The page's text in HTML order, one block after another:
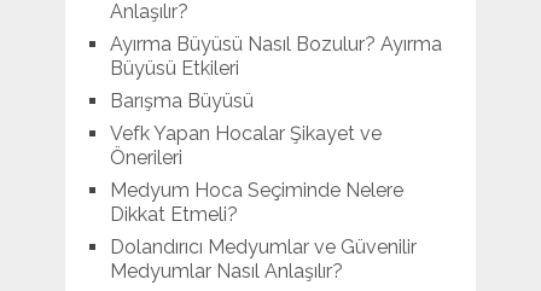
Anlaşılır?
Ayırma Büyüsü Nasıl Bozulur? Ayırma
Büyüsü Etkileri
Barışma Büyüsü
Vefk Yapan Hocalar Şikayet ve
Önerileri
Medyum Hoca Seçiminde Nelere
Dikkat Etmeli?
Dolandırıcı Medyumlar ve Güvenilir
Medyumlar Nasıl Anlaşılır?